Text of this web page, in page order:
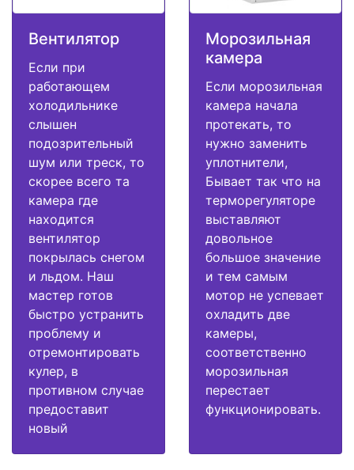
Вентилятор
Если при
работающем
холодильнике
слышен
подозрительный
шум или треск, то
скорее всего та
камера где
находится
вентилятор
покрылась снегом
и льдом. Наш
мастер готов
быстро устранить
проблему и
отремонтировать
кулер, в
противном случае
предоставит
новый
Морозильная
камера
Если морозильная
камера начала
протекать, то
нужно заменить
уплотнители,
Бывает так что на
терморегуляторе
выставляют
довольное
большое значение
и тем самым
мотор не успевает
охладить две
камеры,
соответственно
морозильная
перестает
функционировать.